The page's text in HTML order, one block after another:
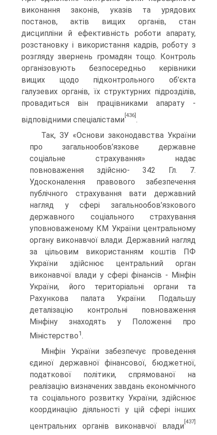
виконання законів, указів та урядових
постанов, актів вищих органів, стан
дисципліни й ефективність роботи апарату,
розстановку і використання кадрів, роботу з
розгляду звернень громадян тощо. Контроль
організовують безпосередньо керівники
вищих щодо підконтрольного об’єкта
галузевих органів, їх структурних підрозділів,
провадиться він працівниками апарату -
відповідними спеціалістами
[436]
.
Так, ЗУ «Основи законодавства України
про загальнообов’яз­кове державне
соціальне страхування» надає
повноваження здійсню- 342 Гл. 7.
Удосконалення правового забезпечення
публічного страхування вати державний
нагляд у сфері загальнообов’язкового
державного соціального страхування
уповноваженому КМ України центральному
органу виконавчої влади. Державний нагляд
за цільовим викорис­танням коштів ПФ
України здійснює центральний орган
виконавчої влади у сфері фінансів - Мінфін
України, його територіальні органи та
Рахункова палата України. Подальшу
деталізацію контрольні повноваження
Мінфіну знаходять у Положенні про
Міністерство1.
Мінфін України забезпечує проведення
єдиної державної фінансової, бюджетної,
податкової політики, спрямованої на
реалізацію визначених завдань економічного
та соціального розвитку України, здійснює
координацію діяльності у цій сфері інших
центральних органів виконавчої влади
[437]